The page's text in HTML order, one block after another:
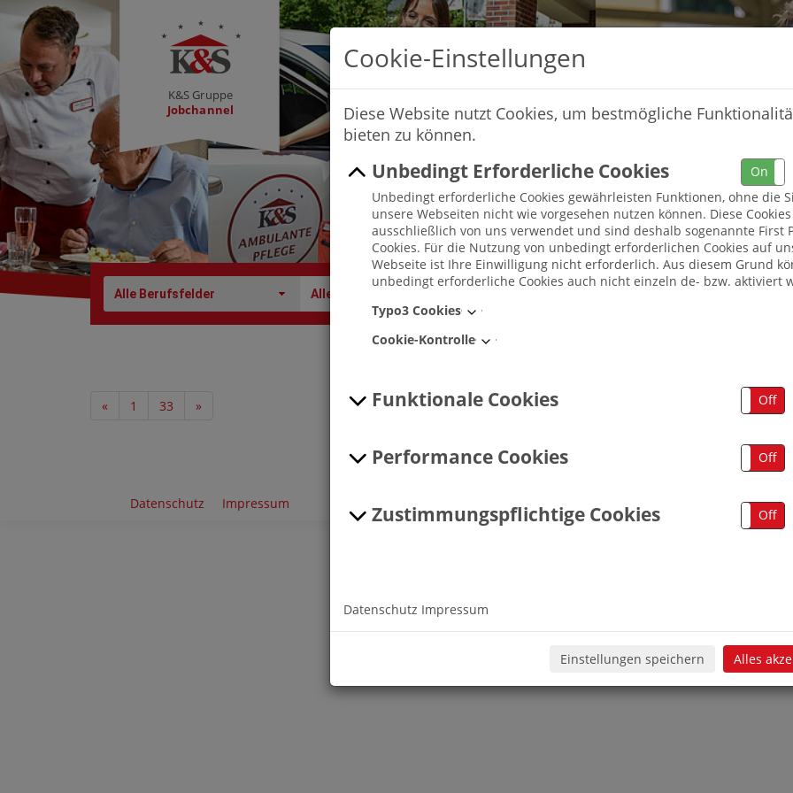
K&S Gruppe
Jobchannel
Alle Berufsfelder Alle Berufe
« 1 33 »
Datenschutz Impressum
Cookie-Einstellungen
Diese Website nutzt Cookies, um bestmögliche
bieten zu können.
Unbedingt Erforderliche Cookies On
Unbedingt erforderliche Cookies gewährleisten Funktionen, ohne die
unsere Webseiten nicht wie vorgesehen nutzen können. Diese
ausschließlich von uns verwendet und sind deshalb sogenannte First
Cookies. Für die Nutzung von unbedingt erforderlichen Cookies auf
Webseite ist Ihre Einwilligung nicht erforderlich. Aus diesem Grund
unbedingt erforderliche Cookies auch nicht einzeln de- bzw. aktiviert
Typo3 Cookies
Cookie-Kontrolle
Funktionale Cookies Off
Performance Cookies Off
Zustimmungspflichtige Cookies Off
Datenschutz Impressum
Einstellungen speichern Alles